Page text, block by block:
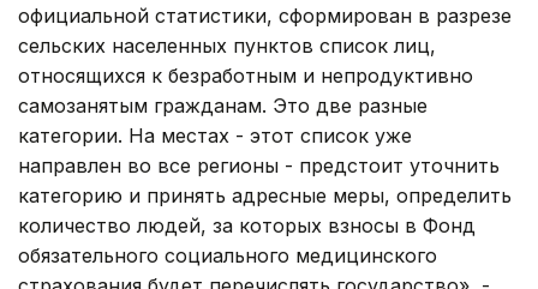
официальной статистики, сформирован в разрезе
сельских населенных пунктов список лиц,
относящихся к безработным и непродуктивно
самозанятым гражданам. Это две разные
категории. На местах - этот список уже
направлен во все регионы - предстоит уточнить
категорию и принять адресные меры, определить
количество людей, за которых взносы в Фонд
обязательного социального медицинского